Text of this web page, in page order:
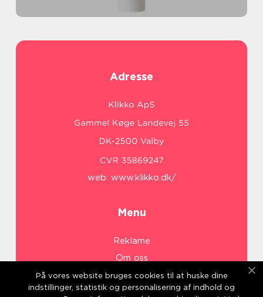
Adresse
web: www.klikko.dk/
Menu
Reklame
Om oss
Cookies
Kontakt Oss
På vores website bruges cookies til at huske dine
indstillinger, statistik og personalisering af indhold og